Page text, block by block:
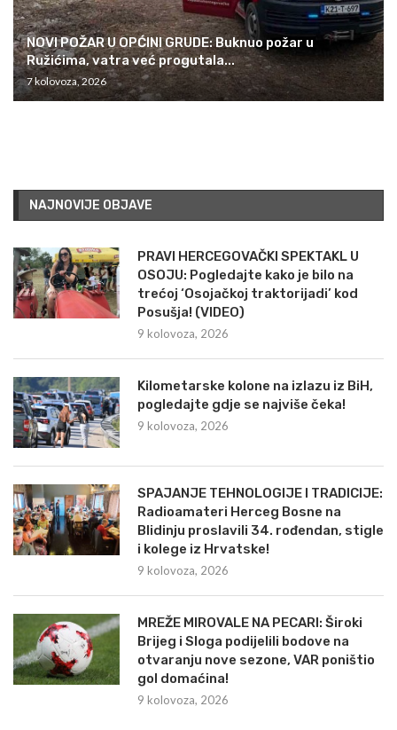
NOVI POŽAR U OPĆINI GRUDE: Buknuo požar u
Ružićima, vatra već progutala...
7 kolovoza, 2026
NAJNOVIJE OBJAVE
PRAVI HERCEGOVAČKI SPEKTAKL U
OSOJU: Pogledajte kako je bilo na
trećoj ‘Osojačkoj traktorijadi’ kod
Posušja! (VIDEO)
9 kolovoza, 2026
Kilometarske kolone na izlazu iz BiH,
pogledajte gdje se najviše čeka!
9 kolovoza, 2026
SPAJANJE TEHNOLOGIJE I TRADICIJE:
Radioamateri Herceg Bosne na
Blidinju proslavili 34. rođendan, stigle
i kolege iz Hrvatske!
9 kolovoza, 2026
MREŽE MIROVALE NA PECARI: Široki
Brijeg i Sloga podijelili bodove na
otvaranju nove sezone, VAR poništio
gol domaćina!
9 kolovoza, 2026